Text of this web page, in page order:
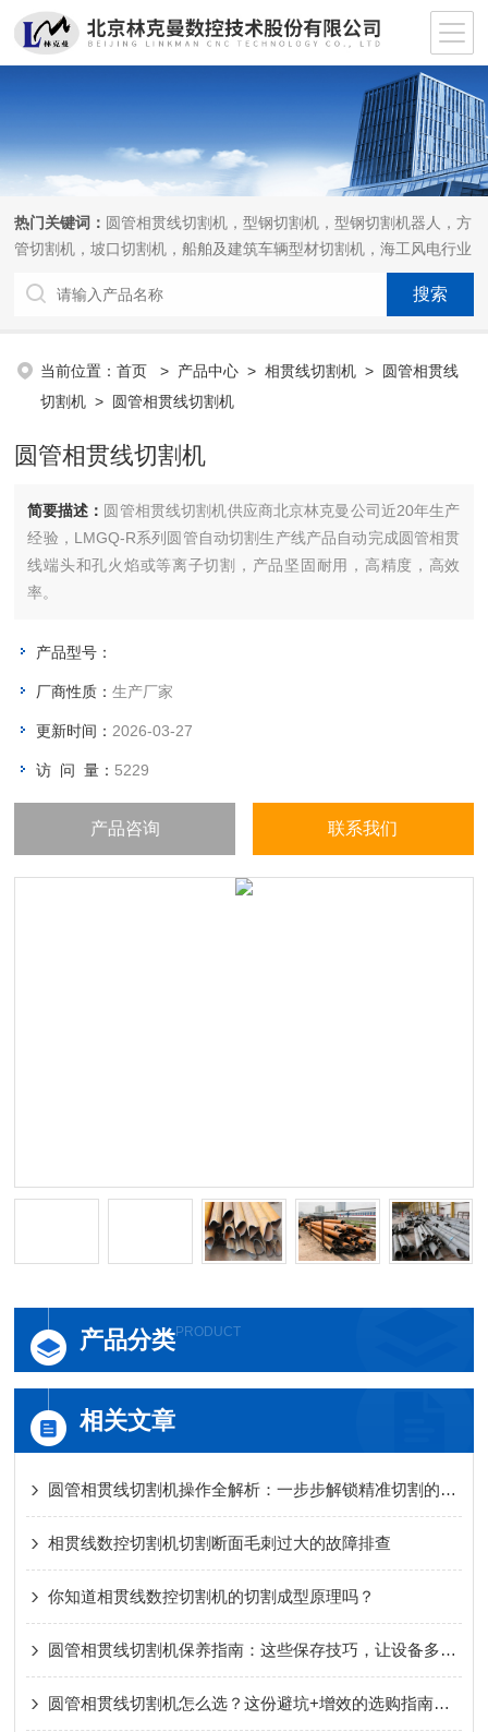
热门关键词： 圆管相贯线切割机，型钢切割机，型钢切割机器人，方
管切割机，坡口切割机，船舶及建筑车辆型材切割机，海工风电行业
当前位置：首页 > 产品中心 >相贯线切割机 > 圆管相贯线
切割机 > 圆管相贯线切割机
圆管相贯线切割机
简要描述： 圆管相贯线切割机供应商北京林克曼公司近20年生产
经验，LMGQ-R系列圆管自动切割生产线产品自动完成圆管相贯
线端头和孔火焰或等离子切割，产品坚固耐用，高精度，高效
率。
产品型号：
厂商性质：生产厂家
更新时间： 2026-03-27
访 问 量： 5229
产品咨询 联系我们
产品分类PRODUCT
相关文章
圆管相贯线切割机操作全解析：一步步解锁精准切割的核心流程
相贯线数控切割机切割断面毛刺过大的故障排查
你知道相贯线数控切割机的切割成型原理吗？
圆管相贯线切割机保养指南：这些保存技巧，让设备多用好几年！
圆管相贯线切割机怎么选？这份避坑+增效的选购指南请收好